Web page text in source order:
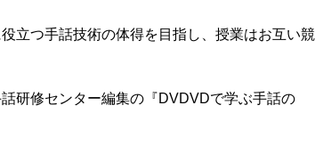
立つ手話技術の体得を目指し、授業はお互い競
研修センター編集の『DVDVDで学ぶ手話の